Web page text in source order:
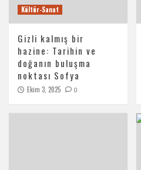
Kültür-Sanat
Gizli kalmış bir
hazine: Tarihin ve
doğanın buluşma
noktası Sofya
Ekim 3, 2025 0